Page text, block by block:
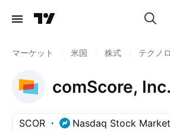
マーケット 米国 株式 テクノ
comScore, Inc.
SCOR Nasdaq Stock Market